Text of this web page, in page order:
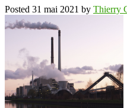
Posted 31 mai 2021 by Thierry